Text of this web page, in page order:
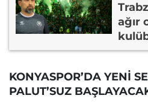
ağır
KONYASPOR’DA YENİ
PALUT’SUZ